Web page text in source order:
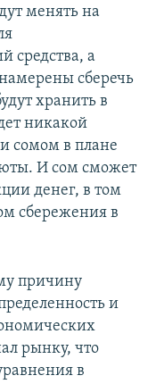
менять на
средства, а
сберечь
хранить в
никакой
сомом в плане
И сом сможет
денег, в том
сбережения в
причину
и
рынку, что
в